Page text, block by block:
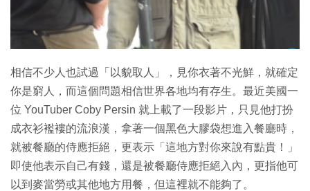
相信不少人也試過「以貌取人」，見你衣著不光鮮，就確定
你是窮人，而這個問題相信世界各地均有存生。最近美國一
位 YouTuber Coby Persin 就上載了一段影片，只見他打扮
成衣衫襤褸的流浪漢，拿著一個黑色大膠袋想進入餐廳時，
就被餐廳的侍應拒絕，更表示「這地方對你來說有點貴！」
即使他表示自己有錢，還是被餐廳侍應拒絕入內，更指他可
以到麥當勞或其他地方用餐，但這裡就不能夠了。